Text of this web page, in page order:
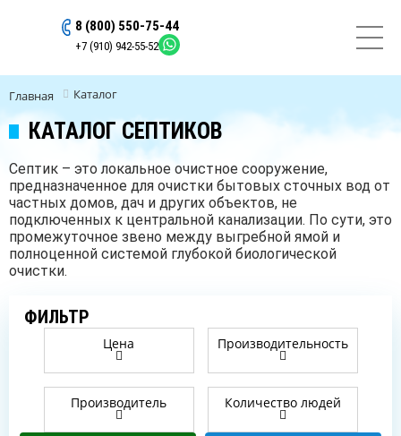
8 (800) 550-75-44
+7 (910) 942-55-52
Главная Каталог
КАТАЛОГ СЕПТИКОВ
Септик – это локальное очистное сооружение,
предназначенное для очистки бытовых сточных вод от
частных домов, дач и других объектов, не
подключенных к центральной канализации. По сути, это
промежуточное звено между выгребной ямой и
полноценной системой глубокой биологической
очистки.
ФИЛЬТР
Цена Производительность
Производитель Количество людей